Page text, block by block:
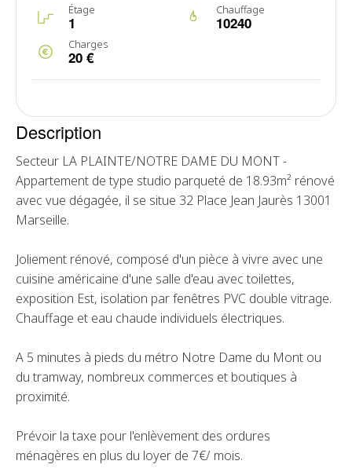
Étage
1
Chauffage
10240
Charges
20 €
Description
Secteur LA PLAINTE/NOTRE DAME DU MONT -
Appartement de type studio parqueté de 18.93m² rénové
avec vue dégagée, il se situe 32 Place Jean Jaurès 13001
Marseille.
Joliement rénové, composé d'un pièce à vivre avec une
cuisine américaine d'une salle d'eau avec toilettes,
exposition Est, isolation par fenêtres PVC double vitrage.
Chauffage et eau chaude individuels électriques.
A 5 minutes à pieds du métro Notre Dame du Mont ou
du tramway, nombreux commerces et boutiques à
proximité.
Prévoir la taxe pour l'enlèvement des ordures
ménagères en plus du loyer de 7€/ mois.